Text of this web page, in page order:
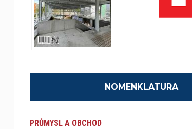
NOMENKLATURA
PRŮMYSL A OBCHOD